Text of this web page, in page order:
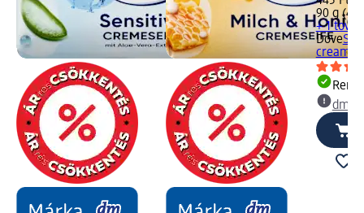
90 g
+ 1
Dove
cream,
dm